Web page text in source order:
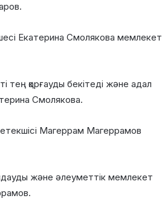
Екатерина Смолякова мемлекет
тең қорғауды бекітеді және адал
Смолякова.
Магеррам Магеррамов
және әлеуметтік мемлекет